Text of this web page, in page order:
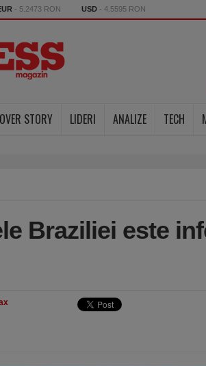
- 5.2473 RON USD - 4.5595 RON
STORY LIDERI ANALIZE TECH
Braziliei este